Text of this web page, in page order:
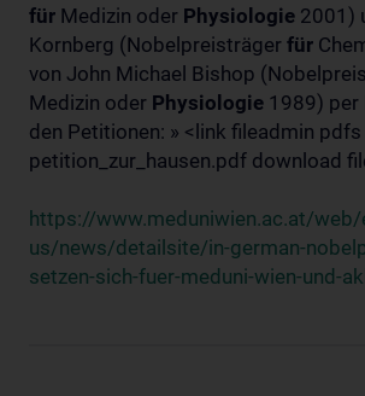
für Medizin oder Physiologie 2001)
Kornberg (Nobelpreisträger für
von John Michael Bishop
Medizin oder Physiologie 1989) per
den Petitionen: » <link fileadmin
petition_zur_hausen.pdf download
https://www.meduniwien.ac.at/
us/news/detailsite/in-german-
setzen-sich-fuer-meduni-wien-und-